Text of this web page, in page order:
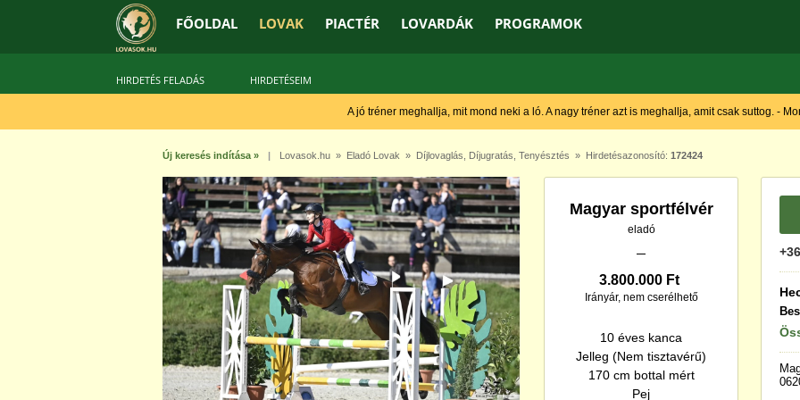
FŐOLDAL LOVAK PIACTÉR LOVARDÁK PROGRAMOK
HIRDETÉS FELADÁS HIRDETÉSEIM
A jó tréner meghallja, mit mond neki a ló. A nagy tréner azt is meghallja, amit csak suttog. -
Új keresés indítása » | Lovasok.hu » Eladó Lovak » Díjlovaglás Díjugratás Tenyésztés » Hirdetésazonosító: 172424
Magyar sportfélvér
eladó
3.800.000 Ft
Irányár, nem cserélhető
10 éves kanca
Jelleg (Nem tisztavérű)
170 cm bottal mért
Pej